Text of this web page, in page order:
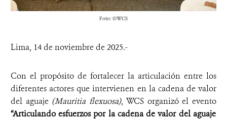
Foto: ©WCS
Lima, 14 de noviembre de 2025.-
Con el propósito de fortalecer la articulación entre los
diferentes actores que intervienen en la cadena de valor
del aguaje(Mauritia flexuosa), WCS organizó el evento
“Articulando esfuerzos por la cadena de valor del aguaje